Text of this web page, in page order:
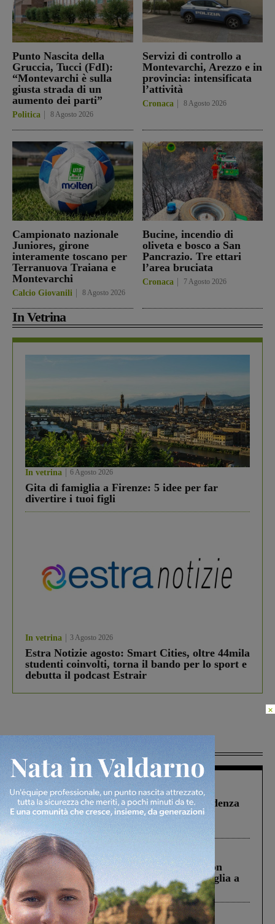
Punto Nascita della
Gruccia, Tucci (FdI):
“Montevarchi è sulla
giusta strada di un
aumento dei parti”
Politica 8 Agosto 2026
Servizi di controllo a
Montevarchi, Arezzo e in
provincia: intensificata
l’attività
Cronaca 8 Agosto 2026
Campionato nazionale
Juniores, girone
interamente toscano per
Terranuova Traiana e
Montevarchi
Calcio Giovanili 8 Agosto 2026
Bucine, incendio di
oliveta e bosco a San
Pancrazio. Tre ettari
l’area bruciata
Cronaca 7 Agosto 2026
In Vetrina
In vetrina 6 Agosto 2026
Gita di famiglia a Firenze: 5 idee per far
divertire i tuoi figli
In vetrina 3 Agosto 2026
Estra Notizie agosto: Smart Cities, oltre 44mila
studenti coinvolti, torna il bando per lo sport e
debutta il podcast Estrair
Figline Incisa Valdarno 1 Agosto 2026
Piscina di Figline finanziata oltre la scadenza
Pnrr, il gruppo di Fratelli d’Italia: “Un
ringraziamento al Governo”
Cronaca 3 Agosto 2026
Scomparso da una struttura di Castiglion
Fiorentino l’uomo che aveva ucciso la figlia a
Levane nel 2020
Cronaca 4 Agosto 2026
×